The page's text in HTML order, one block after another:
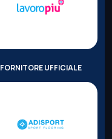
FORNITORE UFFICIALE